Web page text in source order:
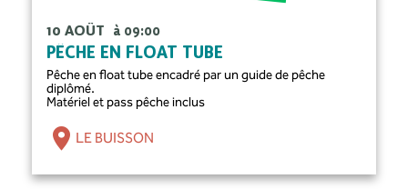
10 AOÛT à 09:00
PÊCHE EN FLOAT TUBE
Pêche en float tube encadré par un guide de pêche
diplômé.
Matériel et pass pêche inclus
LE BUISSON